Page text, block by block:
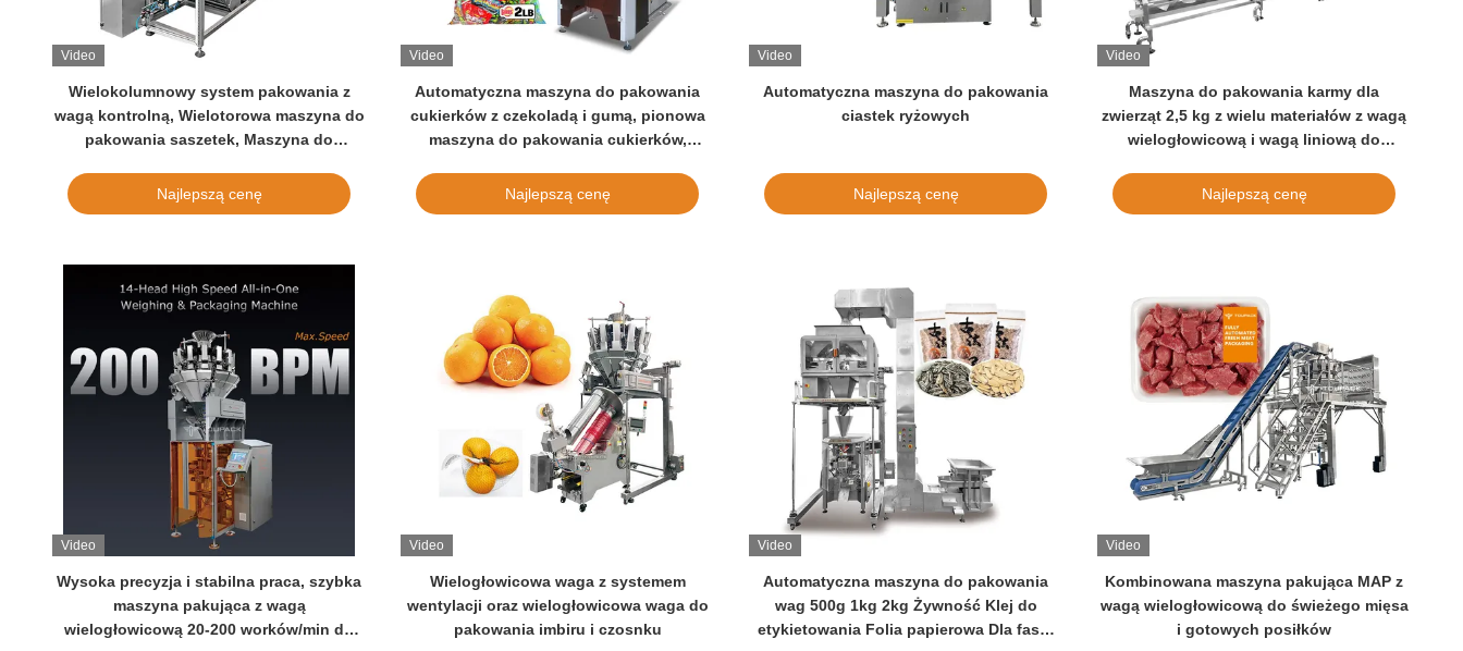
Video
Wielokolumnowy system pakowania z
wagą kontrolną, Wielotorowa maszyna do
pakowania saszetek, Maszyna do
Najlepszą cenę
Video
Automatyczna maszyna do pakowania
cukierków z czekoladą i gumą, pionowa
maszyna do pakowania cukierków,
maszyna do ważenia i pakowania
Najlepszą cenę
Video
Automatyczna maszyna do pakowania
ciastek ryżowych
Najlepszą cenę
Video
Maszyna do pakowania karmy dla
zwierząt 2,5 kg z wielu materiałów z wagą
wielogłowicową i wagą liniową do
Doypack
Najlepszą cenę
Video
Wysoka precyzja i stabilna praca, szybka
maszyna pakująca z wagą
wielogłowicową 20-200 worków/min do
Video
Wielogłowicowa waga z systemem
wentylacji oraz wielogłowicowa waga do
pakowania imbiru i czosnku
Video
Automatyczna maszyna do pakowania
wag 500g 1kg 2kg Żywność Klej do
etykietowania Folia papierowa Dla fasol
Video
Kombinowana maszyna pakująca MAP z
wagą wielogłowicową do świeżego mięsa
i gotowych posiłków